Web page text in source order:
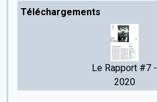
Téléchargements
Le Rapport #7 -
2020